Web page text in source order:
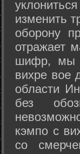
изменить
оборону
отражает
шифр, мы
вихре вое
области
без
кэмпо с
со